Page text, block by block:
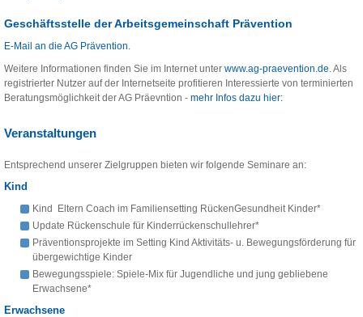
Geschäftsstelle der Arbeitsgemeinschaft Prävention
E-Mail an die AG Prävention.
Weitere Informationen finden Sie im Internet unter www.ag-praevention.de. Als
registrierter Nutzer auf der Internetseite profitieren Interessierte von terminierten
Beratungsmöglichkeit der AG Präevntion - mehr Infos dazu hier:
Veranstaltungen
Entsprechend unserer Zielgruppen bieten wir folgende Seminare an:
Kind
Kind Eltern Coach im Familiensetting RückenGesundheit Kinder*
Update Rückenschule für Kinderrückenschullehrer*
Präventionsprojekte im Setting Kind Aktivitäts- u. Bewegungsförderung für
übergewichtige Kinder
Bewegungsspiele: Spiele-Mix für Jugendliche und jung gebliebene
Erwachsene*
Erwachsene